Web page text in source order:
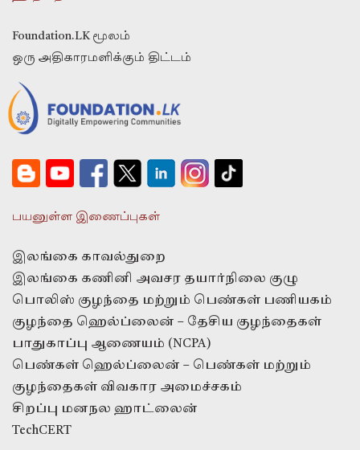
Foundation.LK மூலம்
ஒரு அதிகாரமளிக்கும் திட்டம்
பயனுள்ள இணைப்புகள்
இலங்கை காவல்துறை
இலங்கை கணினி அவசர தயார்நிலை குழு
பொலிஸ் குழந்தை மற்றும் பெண்கள் பணியகம்
குழந்தை ஹெல்ப்லைன் – தேசிய குழந்தைகள்
பாதுகாப்பு ஆணையம் (NCPA)
பெண்கள் ஹெல்ப்லைன் – பெண்கள் மற்றும்
குழந்தைகள் விவகார அமைச்சகம்
சிறப்பு மனநல ஹாட்லைன்
TechCERT